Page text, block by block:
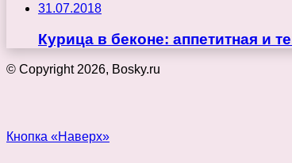
31.07.2018
Курица в беконе: аппетитная и
© Copyright 2026, Bosky.ru
Кнопка «Наверх»